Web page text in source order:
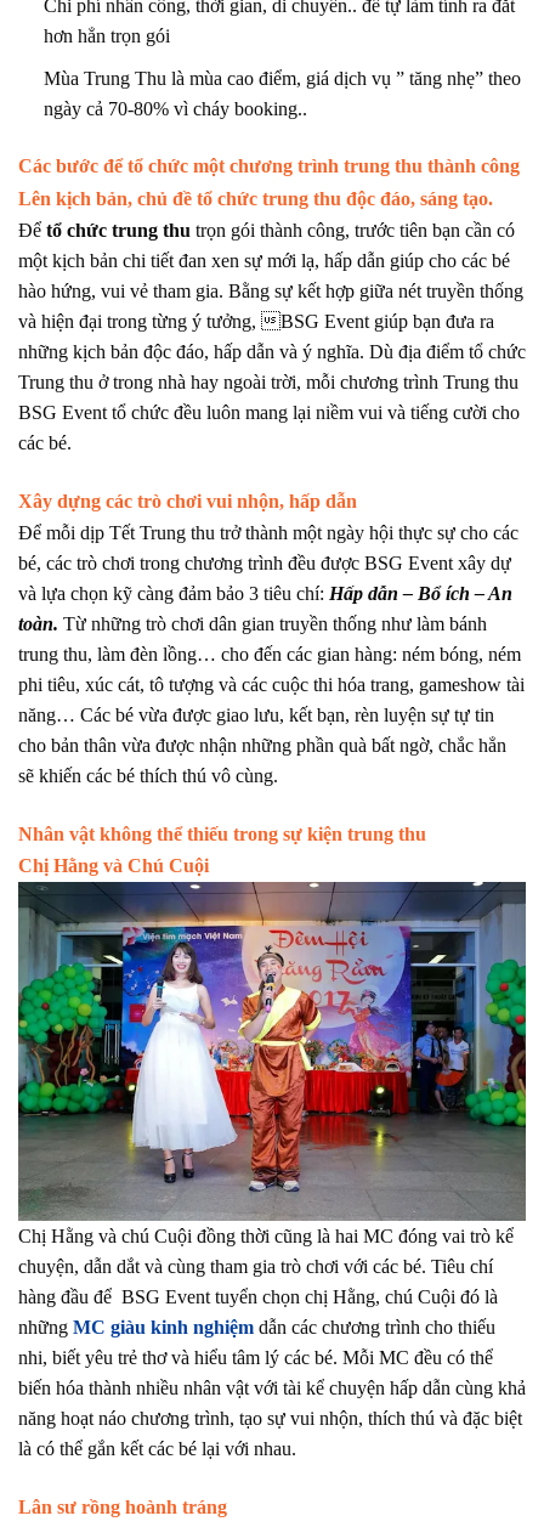
Chi phí nhân công, thời gian, di chuyển.. để tự làm tính ra đắt
hơn hẳn trọn gói
Mùa Trung Thu là mùa cao điểm, giá dịch vụ ” tăng nhẹ” theo
ngày cả 70-80% vì cháy booking..
Các bước để tổ chức một chương trình trung thu thành công
Lên kịch bản, chủ đề tổ chức trung thu độc đáo, sáng tạo.
Để tổ chức trung thu trọn gói thành công, trước tiên bạn cần có
một kịch bản chi tiết đan xen sự mới lạ, hấp dẫn giúp cho các bé
hào hứng, vui vẻ tham gia. Bằng sự kết hợp giữa nét truyền thống
và hiện đại trong từng ý tưởng, BSG Event giúp bạn đưa ra
những kịch bản độc đáo, hấp dẫn và ý nghĩa. Dù địa điểm tổ chức
Trung thu ở trong nhà hay ngoài trời, mỗi chương trình Trung thu
BSG Event tổ chức đều luôn mang lại niềm vui và tiếng cười cho
các bé.
Xây dựng các trò chơi vui nhộn, hấp dẫn
Để mỗi dịp Tết Trung thu trở thành một ngày hội thực sự cho các
bé, các trò chơi trong chương trình đều được BSG Event xây dự
và lựa chọn kỹ càng đảm bảo 3 tiêu chí: Hấp dẫn – Bổ ích – An
toàn. Từ những trò chơi dân gian truyền thống như làm bánh
trung thu, làm đèn lồng… cho đến các gian hàng: ném bóng, ném
phi tiêu, xúc cát, tô tượng và các cuộc thi hóa trang, gameshow tài
năng… Các bé vừa được giao lưu, kết bạn, rèn luyện sự tự tin
cho bản thân vừa được nhận những phần quà bất ngờ, chắc hẳn
sẽ khiến các bé thích thú vô cùng.
Nhân vật không thể thiếu trong sự kiện trung thu
Chị Hằng và Chú Cuội
Chị Hằng và chú Cuội đồng thời cũng là hai MC đóng vai trò kể
chuyện, dẫn dắt và cùng tham gia trò chơi với các bé. Tiêu chí
hàng đầu để BSG Event tuyển chọn chị Hằng, chú Cuội đó là
những MC giàu kinh nghiệm dẫn các chương trình cho thiếu
nhi, biết yêu trẻ thơ và hiểu tâm lý các bé. Mỗi MC đều có thể
biến hóa thành nhiều nhân vật với tài kể chuyện hấp dẫn cùng khả
năng hoạt náo chương trình, tạo sự vui nhộn, thích thú và đặc biệt
là có thể gắn kết các bé lại với nhau.
Lân sư rồng hoành tráng